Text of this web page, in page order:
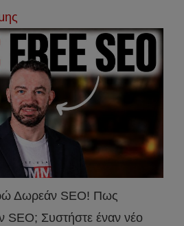
Δωρεάν SEO! Πως
SEO; Συστήστε έναν νέο